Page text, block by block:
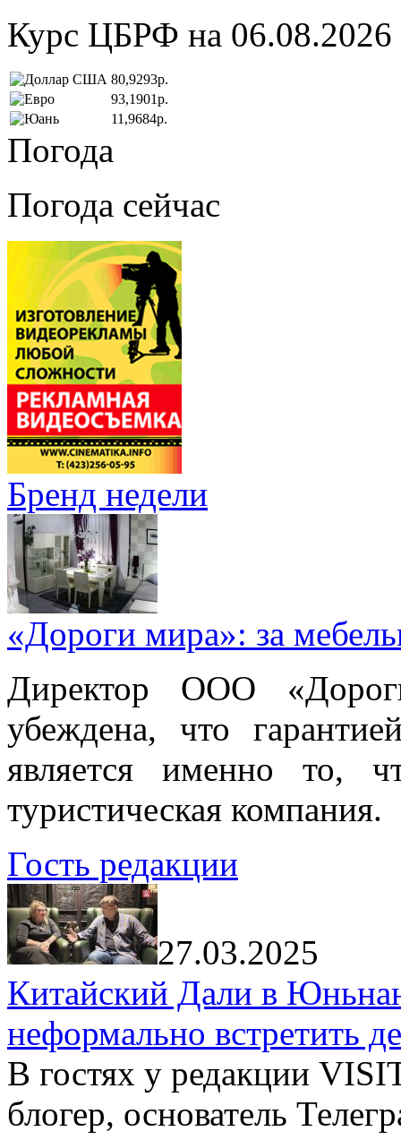
Курс ЦБРФ на 06.08.2026
80,9293р.
93,1901р.
11,9684р.
Погода
Погода сейчас
Бренд недели
«Дороги мира»: за
Директор ООО
убеждена, что
является именно то,
туристическая компания.
Гость редакции
27.03.2025
Китайский Дали в
неформально встретить
В гостях у редакции
блогер, основатель